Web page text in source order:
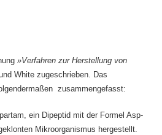
»Verfahren zur Herstellung von
White zugeschrieben. Das
zusammengefasst:
ein Dipeptid mit der Formel Asp-
Mikroorganismus hergestellt.